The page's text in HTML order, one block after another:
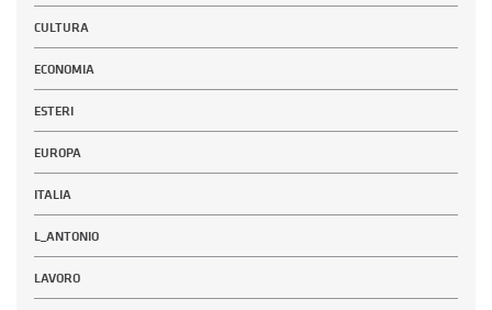
CULTURA
ECONOMIA
ESTERI
EUROPA
ITALIA
L_ANTONIO
LAVORO